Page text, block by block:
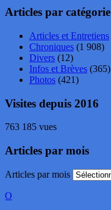
Articles par catégorie
Articles et Entretiens
Chroniques (1 908)
Divers (12)
Infos et Brèves (365)
Photos (421)
Visites depuis 2016
763 185 vues
Articles par mois
Articles par mois
O